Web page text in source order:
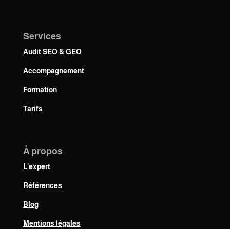
Services
Audit SEO & GEO
Accompagnement
Formation
Tarifs
À propos
L’expert
Références
Blog
Mentions légales